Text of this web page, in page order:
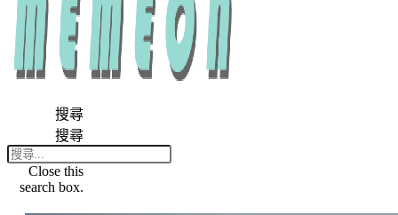
搜尋
搜尋
Close this
search box.